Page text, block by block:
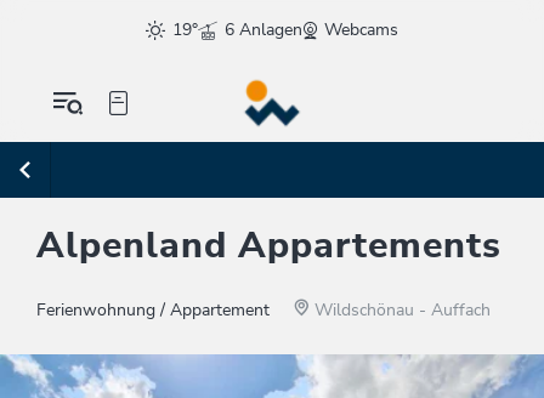
19° 6 Anlagen Webcams
Alpenland Appartements
Ferienwohnung / Appartement Wildschönau - Auffach